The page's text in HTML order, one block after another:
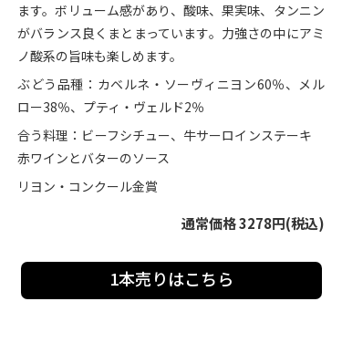
ます。ボリューム感があり、酸味、果実味、タンニン
がバランス良くまとまっています。力強さの中にアミ
ノ酸系の旨味も楽しめます。
ぶどう品種：カベルネ・ソーヴィニヨン60％、メル
ロー38％、プティ・ヴェルド2％
合う料理：ビーフシチュー、牛サーロインステーキ
赤ワインとバターのソース
リヨン・コンクール金賞
通常価格 3278円(税込)
1本売りはこちら